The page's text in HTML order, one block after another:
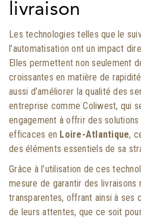
livraison
Les technologies telles que le
l’automatisation ont un impact
Elles permettent non seulement
croissantes en matière de
aussi d’améliorer la qualité des
entreprise comme Coliwest, qui
engagement à offrir des
efficaces en Loire-Atlantique,
des éléments essentiels de sa
Grâce à l’utilisation de ces
mesure de garantir des
transparentes, offrant ainsi à ses
de leurs attentes, que ce soit